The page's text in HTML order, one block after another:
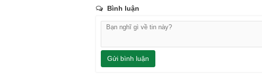
Bình luận
Gửi bình luận